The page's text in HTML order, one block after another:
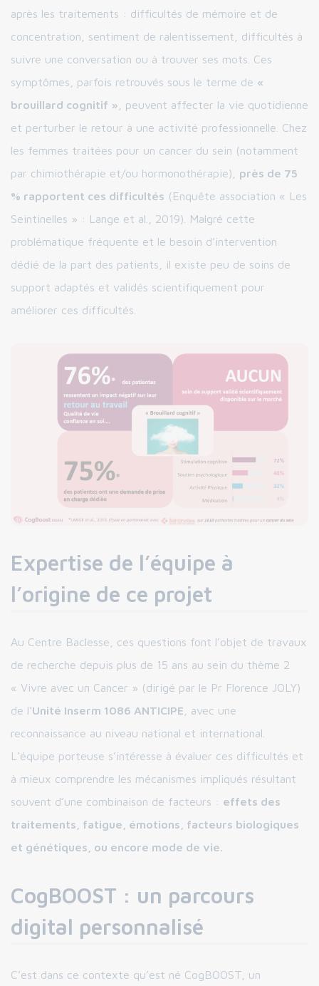
après les traitements : difficultés de mémoire et de
concentration, sentiment de ralentissement, difficultés à
suivre une conversation ou à trouver ses mots. Ces
symptômes, parfois retrouvés sous le terme de «
brouillard cognitif » , peuvent affecter la vie quotidienne
et perturber le retour à une activité professionnelle. Chez
les femmes traitées pour un cancer du sein (notamment
par chimiothérapie et/ou hormonothérapie), près de 75
% rapportent ces difficultés (Enquête association « Les
Seintinelles » : Lange et al., 2019). Malgré cette
problématique fréquente et le besoin d’intervention
dédié de la part des patients, il existe peu de soins de
support adaptés et validés scientifiquement pour
améliorer ces difficultés.
Expertise de l’équipe à
l’origine de ce projet
Au Centre Baclesse, ces questions font l’objet de travaux
de recherche depuis plus de 15 ans au sein du thème 2
« Vivre avec un Cancer » (dirigé par le Pr Florence JOLY)
de l’Unité Inserm 1086 ANTICIPE , avec une
reconnaissance au niveau national et international.
L’équipe porteuse s’intéresse à évaluer ces difficultés et
à mieux comprendre les mécanismes impliqués résultant
souvent d’une combinaison de facteurs : effets des
traitements, fatigue, émotions, facteurs biologiques
et génétiques, ou encore mode de vie.
CogBOOST : un parcours
digital personnalisé
C’est dans ce contexte qu’est né CogBOOST, un